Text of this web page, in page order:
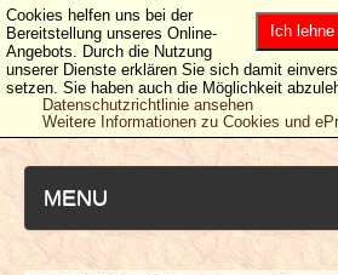
MENU
Ich
Cookies helfen uns bei der
Bereitstellung unseres Online-
Angebots. Durch die Nutzung
unserer Dienste erklären Sie sich damit
setzen. Sie haben auch die Möglichkeit
Datenschutzrichtlinie ansehen
Weitere Informationen zu Cookies und